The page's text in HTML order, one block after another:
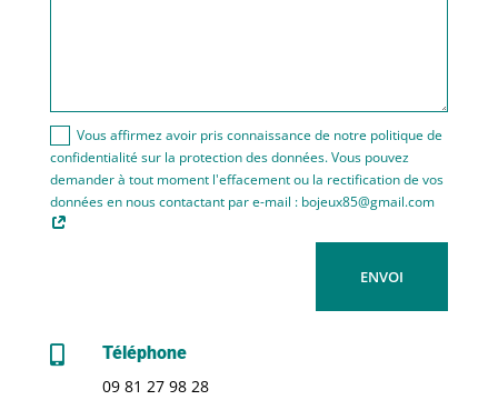
Vous affirmez avoir pris connaissance de notre politique de
confidentialité sur la protection des données. Vous pouvez
demander à tout moment l'effacement ou la rectification de vos
données en nous contactant par e-mail : bojeux85@gmail.com
ENVOI

Téléphone
09 81 27 98 28